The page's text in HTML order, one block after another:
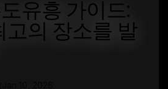
유흥 가이드:
의 장소를 발